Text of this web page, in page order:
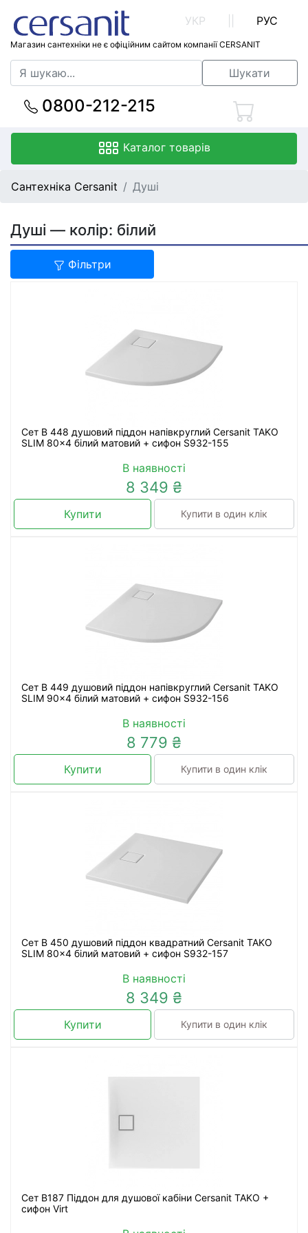
Магазин сантехніки не є офіційним сайтом компанії CERSANIT
УКР РУС
Шукати
0800-212-215
Каталог товарів
Сантехніка Cersanit Душі
Душі — колір: білий
Фільтри
Сет B 448 душовий піддон напівкруглий Cersanit TAKO
SLIM 80x4 білий матовий + сифон S932-155
В наявності
8 349 ₴
Купити Купити в один клік
Сет B 449 душовий піддон напівкруглий Cersanit TAKO
SLIM 90x4 білий матовий + сифон S932-156
В наявності
8 779 ₴
Купити Купити в один клік
Сет B 450 душовий піддон квадратний Cersanit TAKO
SLIM 80x4 білий матовий + сифон S932-157
В наявності
8 349 ₴
Купити Купити в один клік
Сет B187 Піддон для душової кабіни Cersanit TAKO +
сифон Virt